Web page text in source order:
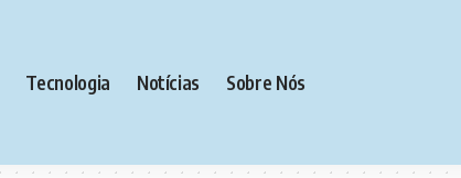
Tecnologia Notícias Sobre Nós